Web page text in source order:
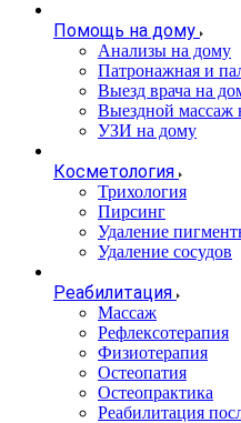
Помощь на дому
Анализы на дому
Патронажная и
Выезд врача на
Выездной массаж
УЗИ на дому
Косметология
Трихология
Пирсинг
Удаление
Удаление сосудов
Реабилитация
Массаж
Рефлексотерапия
Физиотерапия
Остеопатия
Остеопрактика
Реабилитация